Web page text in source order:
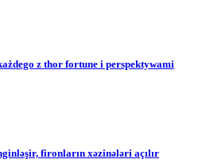
z thor fortune i perspektywami
fironların xəzinələri açılır